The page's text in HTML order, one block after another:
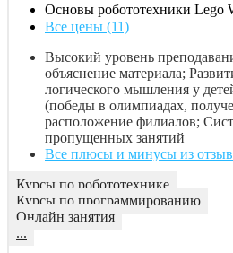
Основы робототехники Lego
Все цены (11)
Высокий уровень
объяснение материала;
логического мышления у
(победы в олимпиадах,
расположение филиалов;
пропущенных занятий
Все плюсы и минусы из
Курсы по робототехнике
Курсы по программированию
Онлайн занятия
...